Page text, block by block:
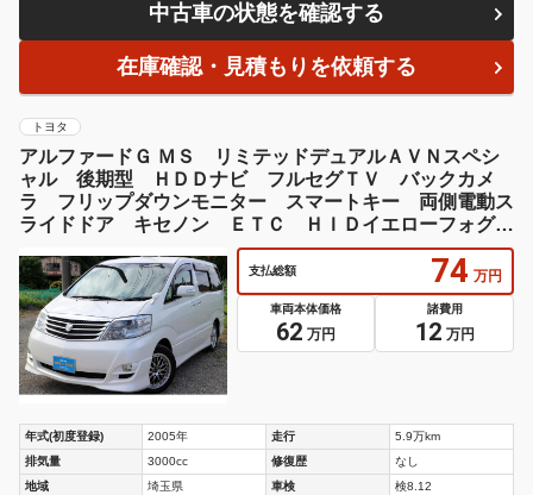
中古車の状態を確認する
在庫確認・見積もりを依頼する
トヨタ
アルファードＧ ＭＳ リミテッドデュアルＡＶＮスペシ
ャル 後期型 ＨＤＤナビ フルセグＴＶ バックカメ
ラ フリップダウンモニター スマートキー 両側電動ス
ライドドア キセノン ＥＴＣ ＨＩＤイエローフォグ
社外１７インチ マフラー ＡＢＳ エアバック ＡＦＳ
支払総額 74 万円
車両本体価格
62 万円
諸費用
12 万円
年式(初度登録) 2005年 走行
5.9万km
排気量
3000cc 修復歴
なし
地域
埼玉県 車検
検8.12